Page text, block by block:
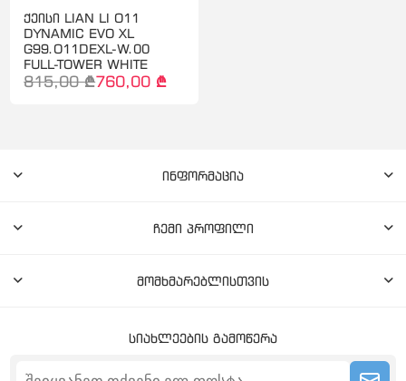
ქეისი LIAN LI O11
DYNAMIC EVO XL
G99.O11DEXL-W.00
FULL-TOWER WHITE
815,00 ₾760,00 ₾
ინფორმაცია
ჩემი პროფილი
მომხმარებლისთვის
სიახლეების გამოწერა